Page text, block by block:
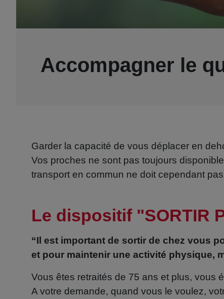
Accompagner le
Garder la capacité de vous déplacer en
Vos proches ne sont pas toujours
transport en commun ne doit cependant
Le dispositif "SORTIR
“Il est important de sortir de chez vous
et pour maintenir une activité physique,
Vous êtes retraités de 75 ans et plus, vous
A votre demande, quand vous le voulez,